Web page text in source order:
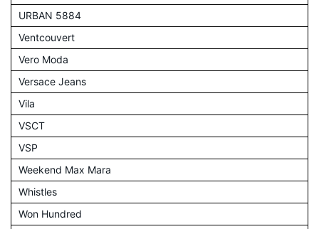
URBAN 5884
Ventcouvert
Vero Moda
Versace Jeans
Vila
VSCT
VSP
Weekend Max Mara
Whistles
Won Hundred